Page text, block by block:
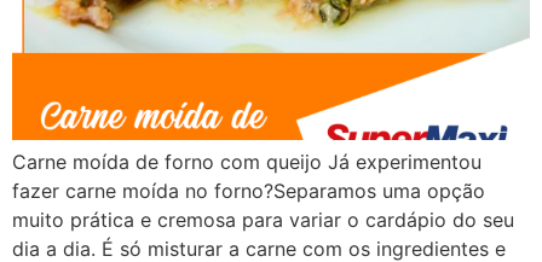
Carne moída de forno com queijo Já experimentou
fazer carne moída no forno?Separamos uma opção
muito prática e cremosa para variar o cardápio do seu
dia a dia. É só misturar a carne com os ingredientes e